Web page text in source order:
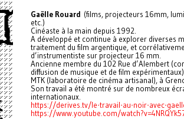
Gaëlle Rouard (films, projecteurs 16mm,
etc.)
Cinéaste à la main depuis 1992.
A développé et continue à explorer diverses
traitement du film argentique, et
d’instrumentiste sur projecteur 16 mm.
Ancienne membre du 102 Rue d’Alembert
diffusion de musique et de film
MTK (laboratoire de cinéma artisanal), à
Son travail a été montré sur de nombreux
internationaux.
https://derives.tv/le-travail-au-noir-avec-
https://www.youtube.com/